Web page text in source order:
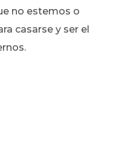
no estemos o
casarse y ser el